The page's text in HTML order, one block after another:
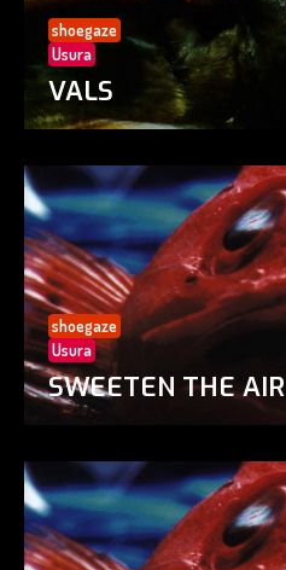
shoegaze
Usura
VALS
shoegaze
Usura
SWEETEN THE AIR